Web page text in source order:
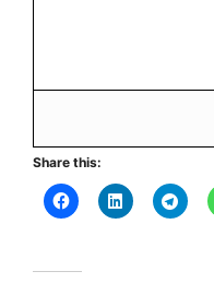
Share this: